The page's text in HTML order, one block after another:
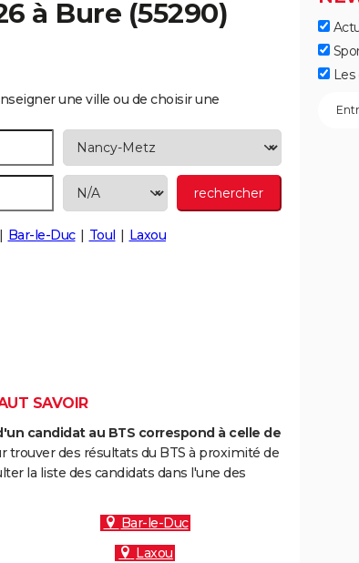
à Bure (55290)
une ville ou de choisir une
Bar-le-Duc Toul Laxou
SAVOIR
candidat au BTS correspond à celle de
trouver des résultats du BTS à proximité de
la liste des candidats dans l'une des
Bar-le-Duc
Laxou
Les